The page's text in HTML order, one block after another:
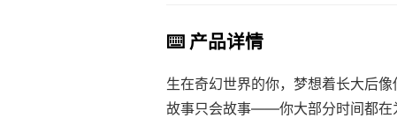
⌨️ 产品详情
生在奇幻世界的你，梦想着长大后
故事只会故事——你大部分时间都在